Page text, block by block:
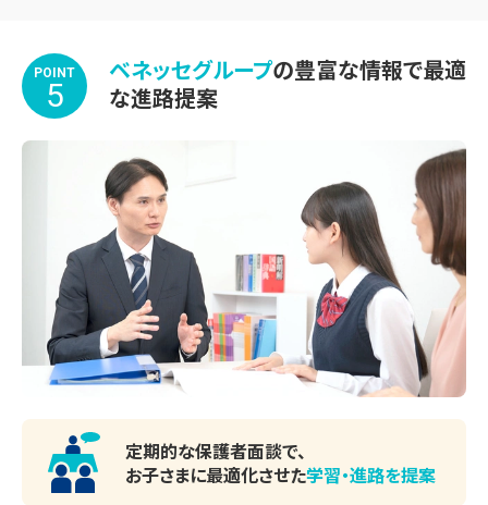
POINT
5
ベネッセグループの豊富な情報で最適
な進路提案
定期的な保護者面談で、
お子さまに最適化させた学習・進路を提案